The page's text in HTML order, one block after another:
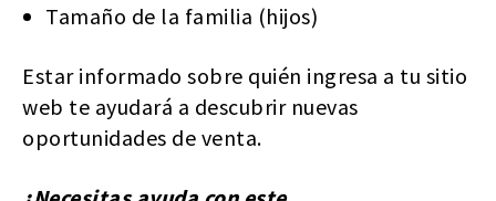
Tamaño de la familia (hijos)
Estar informado sobre quién ingresa a tu sitio
web te ayudará a descubrir nuevas
oportunidades de venta.